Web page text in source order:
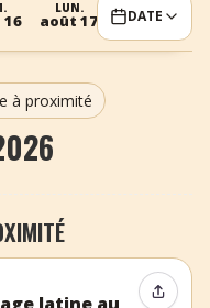
LUN.
août 17 août 19
DATE
à proximité